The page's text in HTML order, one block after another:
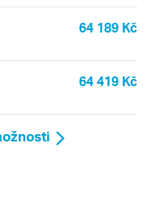
64 189 Kč
64 419 Kč